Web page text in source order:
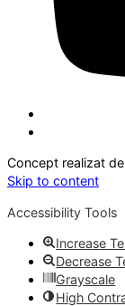
Concept realizat de
Skip to content
Accessibility Tools
Increase
Decrease
Grayscale
High